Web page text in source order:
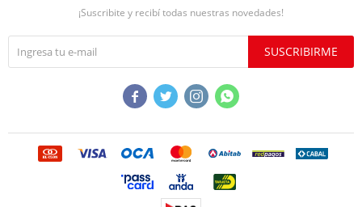
¡Suscribite y recibí todas nuestras novedades!
SUSCRIBIRME
   